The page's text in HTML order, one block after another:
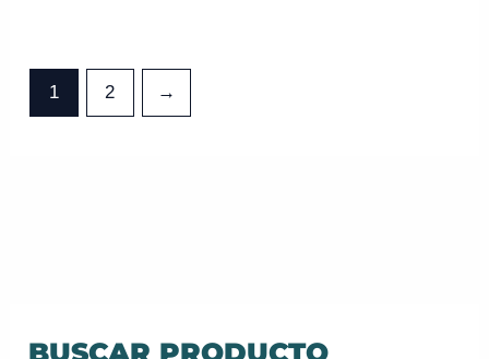
BUSCAR PRODUCTO
1 2 →